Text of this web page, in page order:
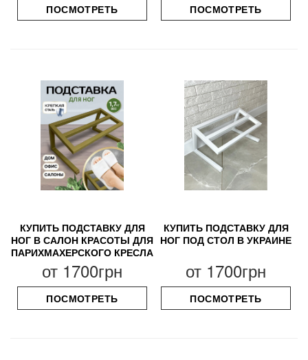
ПОСМОТРЕТЬ ПОСМОТРЕТЬ
КУПИТЬ ПОДСТАВКУ ДЛЯ
НОГ В САЛОН КРАСОТЫ ДЛЯ
ПАРИХМАХЕРСКОГО КРЕСЛА
от 1700грн
ПОСМОТРЕТЬ
КУПИТЬ ПОДСТАВКУ ДЛЯ
НОГ ПОД СТОЛ В УКРАИНЕ
от 1700грн
ПОСМОТРЕТЬ